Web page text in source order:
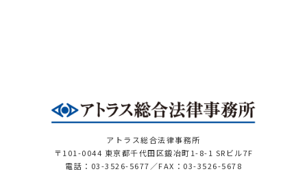
アトラス総合法律事務所
〒101-0044 東京都千代田区鍛冶町1-8-1 SRビル7F
電話：03-3526-5677／FAX：03-3526-5678